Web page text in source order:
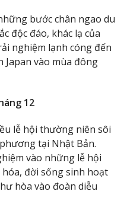
bước chân ngao du
độc đáo, khác lạ của
nghiệm lạnh cóng đến
Japan vào mùa đông
12
lễ hội thường niên sôi
tại Nhật Bản.
vào những lễ hội
đời sống sinh hoạt
hòa vào đoàn diễu